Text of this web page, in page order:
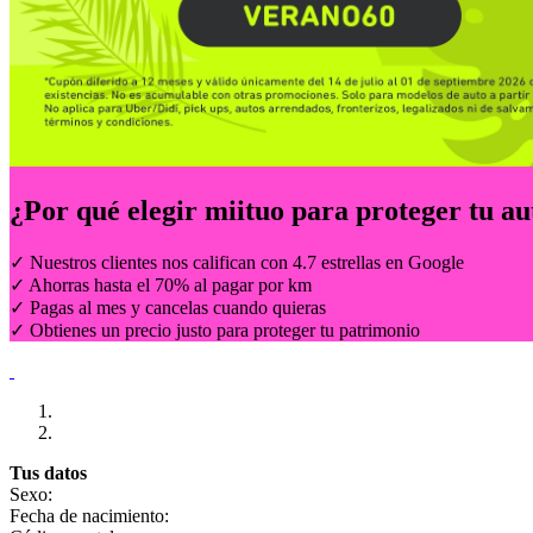
¿Por qué elegir miituo para proteger tu
✓ Nuestros clientes nos califican con 4.7 estrellas en Google
✓ Ahorras hasta el 70% al pagar por km
✓ Pagas al mes y cancelas cuando quieras
✓ Obtienes un precio justo para proteger tu patrimonio
Tus datos
Sexo:
Fecha de nacimiento: